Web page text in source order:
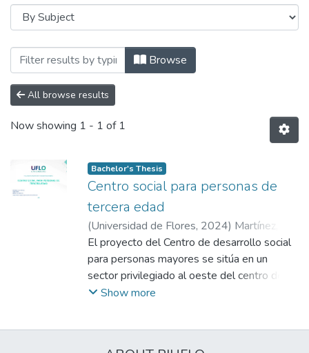
Browsing Facultad de Arquitectura,
Browse
All browse results
Now showing 1 - 1 of 1
Bachelor's Thesis
Centro social para personas de
tercera edad
(Universidad de Flores, 2024) Martínez,
Claudio;Virzi, Andrés
El proyecto del Centro de desarrollo social
para personas mayores se sitúa en un
sector privilegiado al oeste del centro de la
ciudad de Neuquén. Este entorno,
Show more